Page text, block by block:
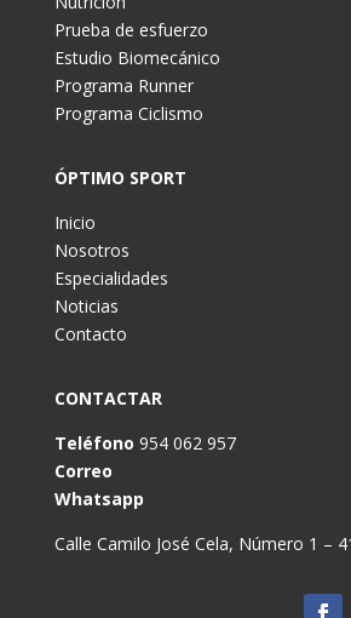
Prueba de esfuerzo
Estudio Biomecánico
Programa Runner
Programa Ciclismo
ÓPTIMO SPORT
Inicio
Nosotros
Especialidades
Noticias
Contacto
CONTACTAR
Teléfono 954 062 957
Correo
Whatsapp
Calle Camilo José Cela, Número 1 –